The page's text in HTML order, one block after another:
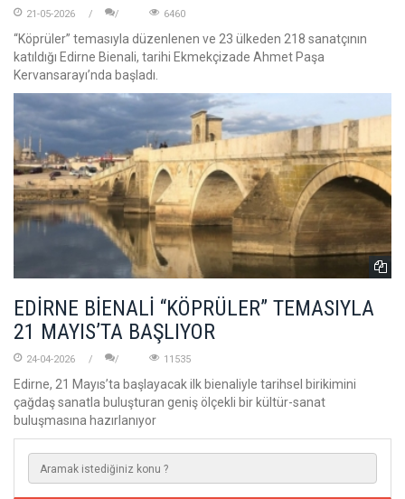
21-05-2026 6460
“Köprüler” temasıyla düzenlenen ve 23 ülkeden 218 sanatçının
katıldığı Edirne Bienali, tarihi Ekmekçizade Ahmet Paşa
Kervansarayı’nda başladı.
EDİRNE BİENALİ “KÖPRÜLER” TEMASIYLA
21 MAYIS’TA BAŞLIYOR
24-04-2026 11535
Edirne, 21 Mayıs’ta başlayacak ilk bienaliyle tarihsel birikimini
çağdaş sanatla buluşturan geniş ölçekli bir kültür-sanat
buluşmasına hazırlanıyor